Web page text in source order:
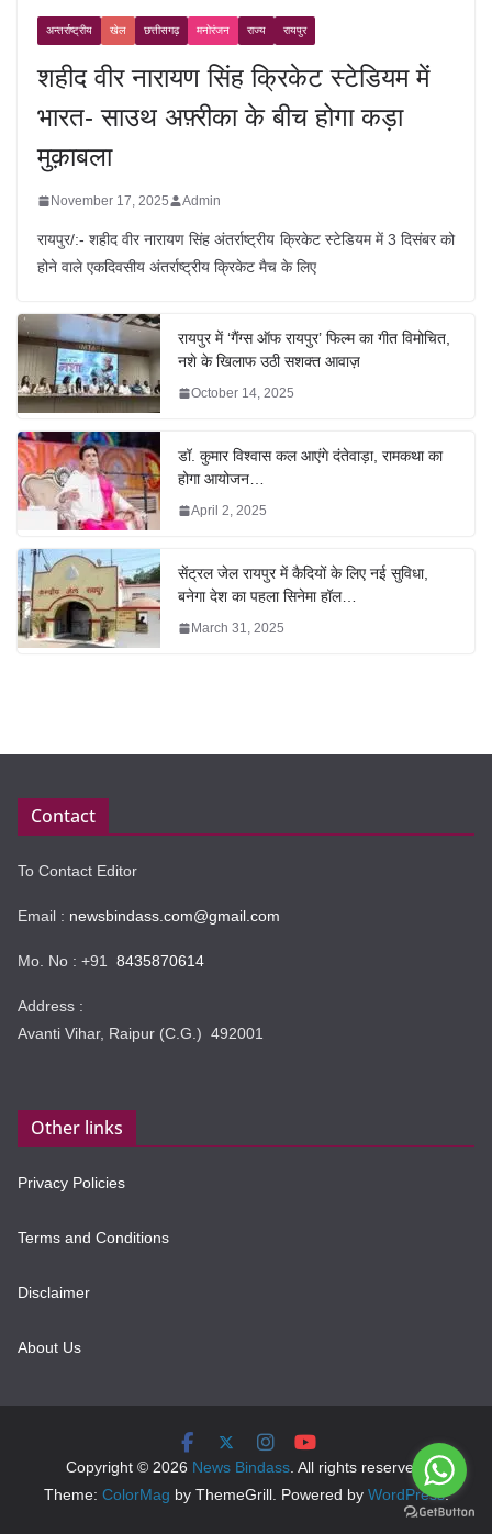
अन्तर्राष्ट्रीय खेल छत्तीसगढ़ मनोरंजन राज्य रायपुर
शहीद वीर नारायण सिंह क्रिकेट स्टेडियम में
भारत- साउथ अफ़्रीका के बीच होगा कड़ा
मुक़ाबला
November 17, 2025 Admin
रायपुर/:- शहीद वीर नारायण सिंह अंतर्राष्ट्रीय क्रिकेट स्टेडियम में 3 दिसंबर को
होने वाले एकदिवसीय अंतर्राष्ट्रीय क्रिकेट मैच के लिए
रायपुर में ‘गैंग्स ऑफ रायपुर’ फिल्म का गीत विमोचित,
नशे के खिलाफ उठी सशक्त आवाज़
October 14, 2025
डॉ. कुमार विश्वास कल आएंगे दंतेवाड़ा, रामकथा का
होगा आयोजन…
April 2, 2025
सेंट्रल जेल रायपुर में कैदियों के लिए नई सुविधा,
बनेगा देश का पहला सिनेमा हॉल…
March 31, 2025
Contact
To Contact Editor
Email : newsbindass.com@gmail.com
Mo. No : +91 8435870614
Address :
Avanti Vihar, Raipur (C.G.) 492001
Other links
Privacy Policies
Terms and Conditions
Disclaimer
About Us
Copyright © 2026 News Bindass. All rights reserved.
Theme: ColorMag by ThemeGrill. Powered by WordPress.